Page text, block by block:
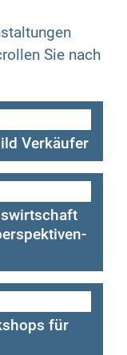
Sie nach
Verkäufer
für